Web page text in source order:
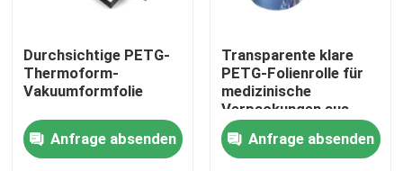
Haus
Durchsichtige PETG-
Thermoform-
Vakuumformfolie
Anfrage absenden
Transparente klare
PETG-Folienrolle für
medizinische
Verpackungen aus
Kunststoff
Anfrage absenden